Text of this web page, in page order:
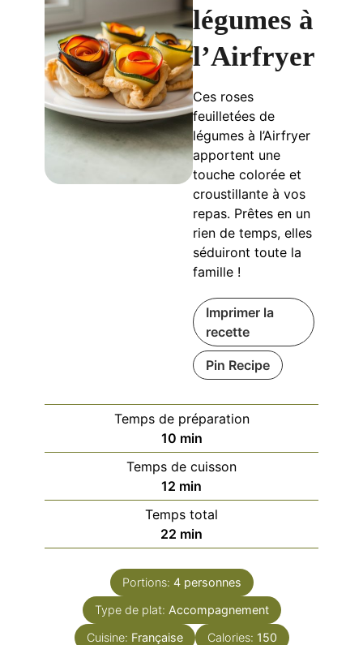
légumes à
l’Airfryer
Ces roses
feuilletées de
légumes à l’Airfryer
apportent une
touche colorée et
croustillante à vos
repas. Prêtes en un
rien de temps, elles
séduiront toute la
famille !
Imprimer la
recette
Pin Recipe
Temps de préparation
10minutes
min
Temps de cuisson
12 minutes
min
Temps total
22 minutes
min
Portions: 4 personnes
Type de plat: Accompagnement
Cuisine: Française Calories: 150